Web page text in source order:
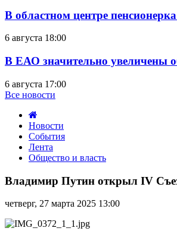
В областном центре
6 августа 18:00
В ЕАО значительно увеличены
6 августа 17:00
Все новости
Новости
События
Лента
Общество и власть
Путин
открыл
IV
Съезд
Движения
Владимир Путин открыл IV
четверг, 27 марта 2025 13:00